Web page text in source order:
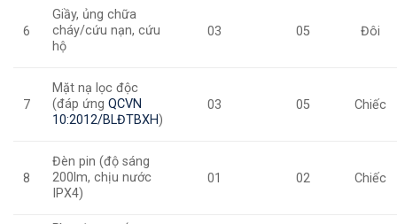
6
Giầy, ủng chữa
cháy/cứu nạn, cứu
hộ
03 05 Đôi
7
Mặt nạ lọc độc
(đáp ứngQCVN
10:2012/BLĐTBXH)
03 05 Chiếc
8
Đèn pin (độ sáng
200lm, chịu nước
IPX4)
01 02 Chiếc